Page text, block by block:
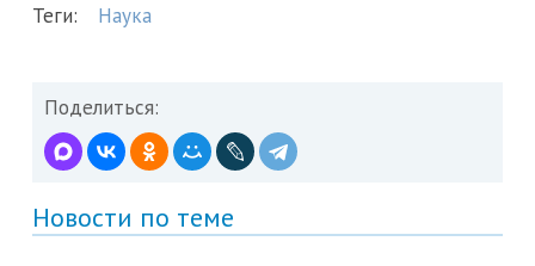
Теги: Наука
Поделиться:
Новости по теме